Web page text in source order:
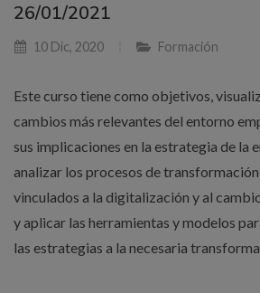
26/01/2021
10 Dic, 2020 Formación
Este curso tiene como objetivos,
cambios más relevantes del entorno
sus implicaciones en la estrategia de la
analizar los procesos de
vinculados a la digitalización y al
y aplicar las herramientas y modelos
las estrategias a la necesaria